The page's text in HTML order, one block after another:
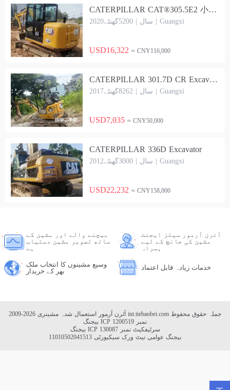
CATERPILLAR CAT®305.5E2 小型液压 Excavator
2020سال | 5200گھنٹے | Guangxi
USD16,322 ≈ CNY116,000
CATERPILLAR 301.7D CR Excavator
2017سال | 8262گھنٹے | Guangxi
USD7,035 ≈ CNY50,000
CATERPILLAR 336D Excavator
2012سال | 3000گھنٹے | Guangxi
USD22,232 ≈ CNY158,000
بیچنے والے اور مشین کے
ساتھ تصویر مشین دستیاب
ہے
آئرن آرمور سیلز ایجنٹ
مشین کی جانچ کے لیے
ہمراہ
وسیع مشینوں کا انتخاب ملک
بھر کے خریدار
خدمات زیادہ قابل اعتماد
int.tiebaobei.com جملہ حقوق محفوظ
بیجنگ ICP نمبر 1200519
بیجنگ ICP سرٹیفکیٹ نمبر 130087
بیجنگ عوامی نیٹ ورک سیکیورٹی 11010502041513